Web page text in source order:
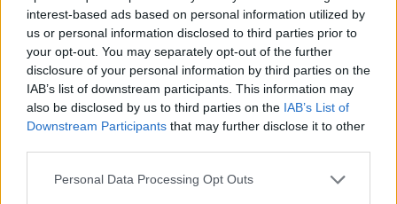
interest-based ads based on personal information utilized by
us or personal information disclosed to third parties prior to
your opt-out. You may separately opt-out of the further
disclosure of your personal information by third parties on the
IAB’s list of downstream participants. This information may
also be disclosed by us to third parties on the IAB’s List of
Downstream Participants that may further disclose it to other
Personal Data Processing Opt Outs
Benacquista piega il Palestrina
28/11/2010
La Fiorentina piega a fatica
l'Empoli
31/10/2010